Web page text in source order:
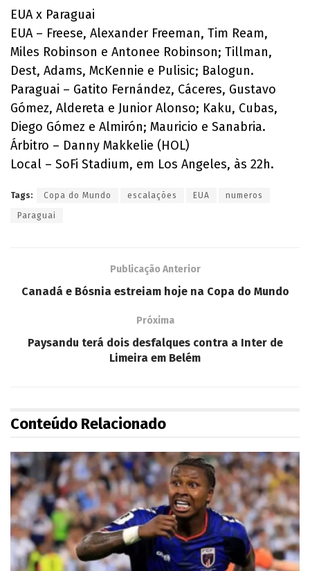
EUA x Paraguai
EUA – Freese, Alexander Freeman, Tim Ream,
Miles Robinson e Antonee Robinson; Tillman,
Dest, Adams, McKennie e Pulisic; Balogun.
Paraguai – Gatito Fernández, Cáceres, Gustavo
Gómez, Aldereta e Junior Alonso; Kaku, Cubas,
Diego Gómez e Almirón; Mauricio e Sanabria.
Árbitro – Danny Makkelie (HOL)
Local – SoFi Stadium, em Los Angeles, às 22h.
Tags: Copa do Mundo escalações EUA numeros
Paraguai
Publicação Anterior
Canadá e Bósnia estreiam hoje na Copa do Mundo
Próxima
Paysandu terá dois desfalques contra a Inter de
Limeira em Belém
Conteúdo Relacionado